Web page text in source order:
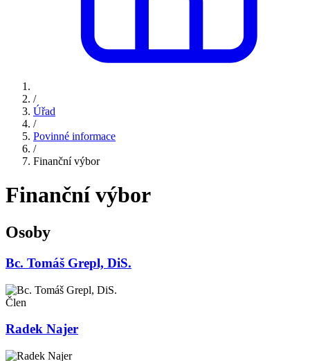
/
Úřad
/
Povinné informace
/
Finanční výbor
Finanční výbor
Osoby
Bc. Tomáš Grepl, DiS.
Člen
Radek Najer